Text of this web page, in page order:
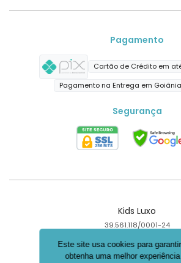
Este site usa cookies para
obtenha uma melhor
Pagamento
Cartão de Crédito em
Pagamento na Entrega em
Segurança
Kids Luxo
39.561.118/0001-24